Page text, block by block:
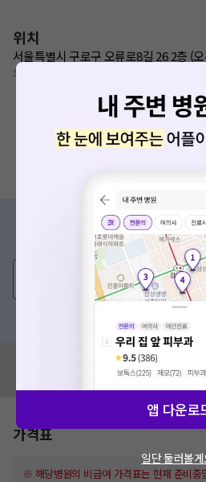
위치
서울특별시 구로구 오류로8길 26 2층 (
오류동역 460m
증상/치료, 궁금한
의사가 직접 답
💬 무엇이든 물어보세요
혹은, 의료상담 서비스에 다양
혹시 잘못된 병원정보가 있나요?
모두닥 팀에 알려주세요!
가격표
※ 해당병원의 비급여 가격표는 현재 준비중
앱 다운로
일단 둘러볼